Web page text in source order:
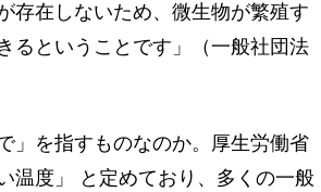
存在しないため、微生物が繁殖す
るということです」（一般社団法
」を指すものなのか。厚生労働省
温度」 と定めており、多くの一般